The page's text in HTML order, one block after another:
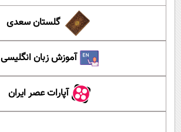
گلستان سعدی
آموزش زبان انگلیسی
آپارات عصر ایران